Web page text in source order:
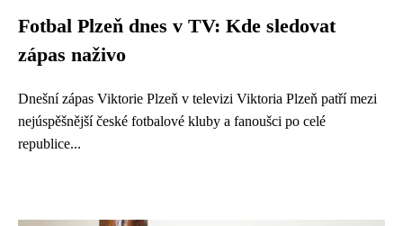
Fotbal Plzeň dnes v TV: Kde sledovat
zápas naživo
Dnešní zápas Viktorie Plzeň v televizi Viktoria Plzeň patří mezi
nejúspěšnější české fotbalové kluby a fanoušci po celé
republice...